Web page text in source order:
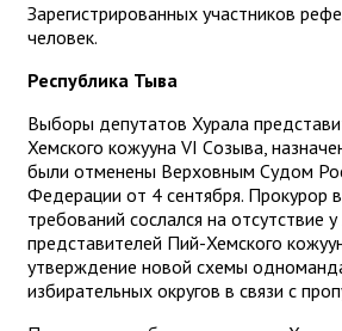
Зарегистрированных участников
человек.
Республика Тыва
Выборы депутатов Хурала
Хемского кожууна VI Cозыва,
были отменены Верховным Судом
Федерации от 4 сентября. Прокурор
требований сослался на отсутствие
представителей Пий-Хемского
утверждение новой схемы
избирательных округов в связи с